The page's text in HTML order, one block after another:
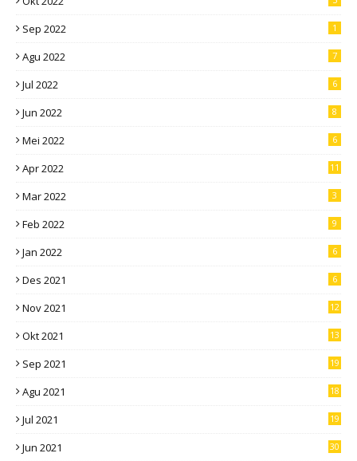
Sep 2022 1
Agu 2022 7
Jul 2022 6
Jun 2022 8
Mei 2022 6
Apr 2022 11
Mar 2022 3
Feb 2022 9
Jan 2022 6
Des 2021 6
Nov 2021 12
Okt 2021 13
Sep 2021 19
Agu 2021 18
Jul 2021 19
Jun 2021 30